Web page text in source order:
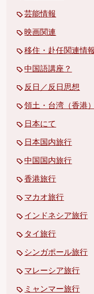
芸能情報
映画関連
移住・赴任関連情報
中国語講座？
反日／反日思想
領土・台湾（香港
日本にて
日本国内旅行
中国国内旅行
香港旅行
マカオ旅行
インドネシア旅行
タイ旅行
シンガポール旅行
マレーシア旅行
ミャンマー旅行